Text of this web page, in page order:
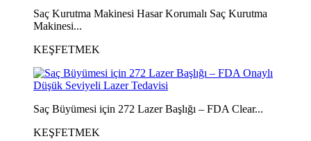
Saç Kurutma Makinesi Hasar Korumalı Saç Kurutma
Makinesi...
KEŞFETMEK
Saç Büyümesi için 272 Lazer Başlığı – FDA Clear...
KEŞFETMEK